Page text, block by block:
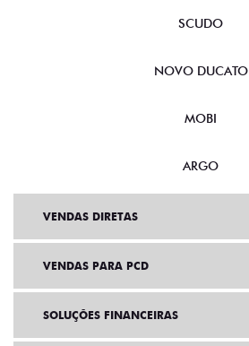
SCUDO
NOVO DUCATO
MOBI
ARGO
VENDAS DIRETAS
VENDAS PARA PCD
SOLUÇÕES FINANCEIRAS